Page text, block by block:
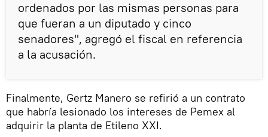
ordenados por las mismas personas para
que fueran a un diputado y cinco
senadores", agregó el fiscal en referencia
a la acusación.
Finalmente, Gertz Manero se refirió a un contrato
que habría lesionado los intereses de Pemex al
adquirir la planta de Etileno XXI.